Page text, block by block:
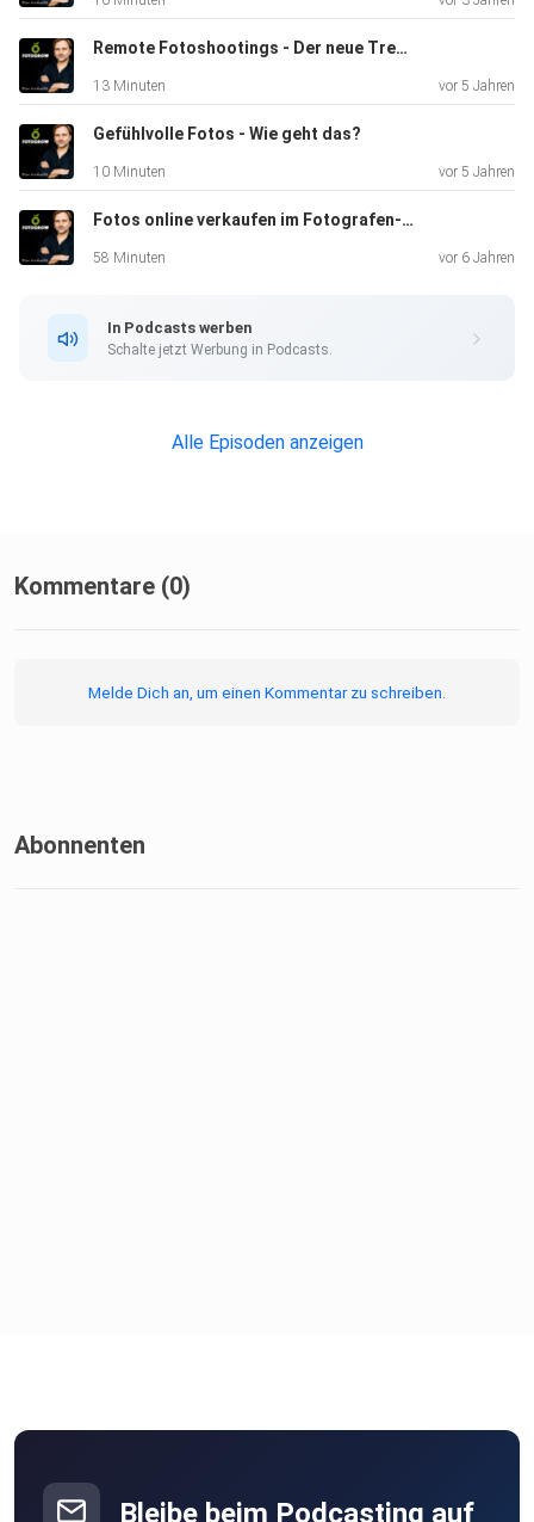
Remote Fotoshootings - Der neue Trend?
13 Minuten vor 5 Jahren
Gefühlvolle Fotos - Wie geht das?
10 Minuten vor 5 Jahren
Fotos online verkaufen im Fotografen-Shop
58 Minuten vor 6 Jahren
In Podcasts werben
Schalte jetzt Werbung in Podcasts.
Alle Episoden anzeigen
Kommentare (0)
Melde Dich an, um einen Kommentar zu schreiben.
Abonnenten
Bleibe beim Podcasting auf